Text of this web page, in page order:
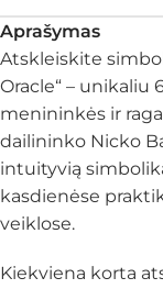
Aprašymas
Atskleiskite
Oracle“ –
menininkės ir
dailininko Nicko
intuityvią
kasdienėse
veiklose.​
Kiekviena korta